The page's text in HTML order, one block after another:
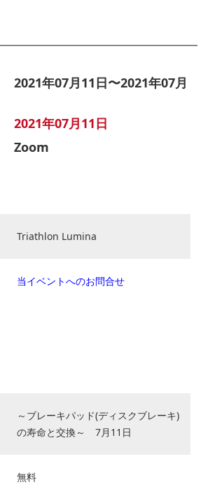
年07月11日〜2021年07月
年07月11日
Zoom
Triathlon Lumina
当イベントへのお問合せ
～ブレーキパッド(ディスクブレーキ)
の寿命と交換～ 7月11日
無料